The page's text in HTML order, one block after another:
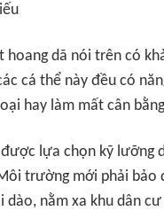
hoang dã nói trên có
cá thể này đều có
hay làm mất cân
lựa chọn kỹ lưỡng
trường mới phải bảo
nằm xa khu dân